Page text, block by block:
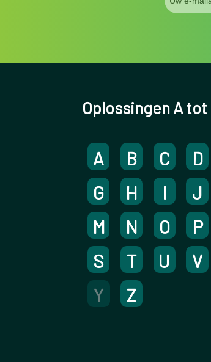
Oplossingen A tot
A B C D
G
H I J
M
N O P
S
T U V
Y
Z